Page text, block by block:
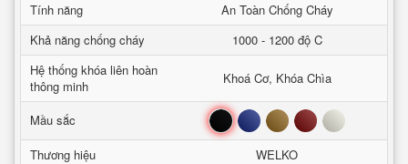
Tính năng
An Toàn Chống Cháy
Khả năng chống cháy
1000 - 1200 độ C
Hệ thống khóa liên hoàn
thông minh
Khoá Cơ, Khóa Chìa
Mầu sắc Đen Xanh Nâu Đỏ Trắng
Thương hiệu
WELKO